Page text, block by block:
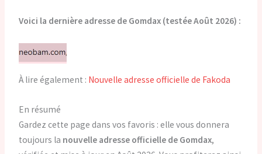
Voici la dernière adresse de Gomdax (testée Août 2026) :
À lire également : Nouvelle adresse officielle de Fakoda
En résumé
Gardez cette page dans vos favoris : elle vous donnera
toujours la nouvelle adresse officielle de Gomdax,